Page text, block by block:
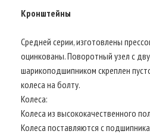
Кронштейны
Средней серии, изготовлены
оцинкованы. Поворотный узел с
шарикоподшипником скреплен
колеса на болту.
Колеса:
Колеса из высококачественного
Колеса поставляются с